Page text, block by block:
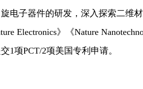
电子器件的研发，深入探索二维
Electronics》《Nature
1项PCT/2项美国专利申请。